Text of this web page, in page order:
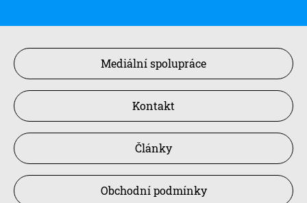
Mediální spolupráce
Kontakt
Články
Obchodní podmínky